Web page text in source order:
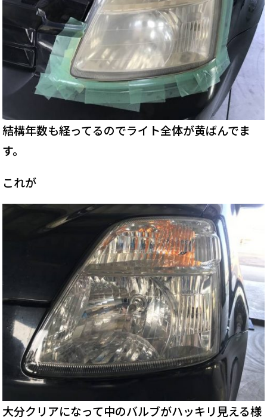
結構年数も経ってるのでライト全体が黄ばんでま
す。
これが
大分クリアになって中のバルブがハッキリ見える様